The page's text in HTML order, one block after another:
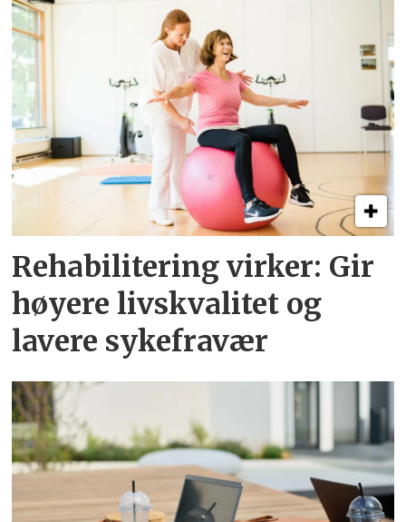
Rehabilitering virker: Gir
høyere livskvalitet og
lavere sykefravær